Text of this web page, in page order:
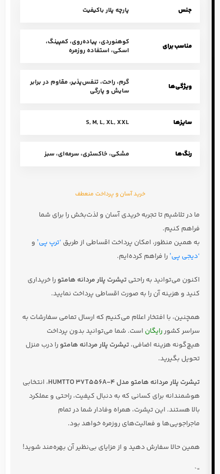
جنس پارچه پلار باکیفیت
مناسب برای
کوهنوردی، پیاده‌روی، کمپینگ،
اسکی، استفاده روزمره
ویژگی‌ها
گرم، راحت، تنفس‌پذیر، مقاوم در برابر
سایش و پارگی
سایزها S, M, L, XL, XXL
رنگ‌ها مشکی، خاکستری، سرمه‌ای، سبز
خرید آسان و پرداخت منعطف
ما در تلاشیم تا تجربه خریدی آسان و لذت‌بخش را برای شما
فراهم کنیم.
به همین منظور، امکان پرداخت اقساطی از طریق ‘ترپ پی’ و
‘دیجی پی’ را فراهم کرده‌ایم.
اکنون می‌توانید به راحتیتیشرت پلار مردانه هامتو را خریداری
کنید و هزینه آن را به صورت اقساطی پرداخت نمایید.
همچنین، با افتخار اعلام می‌کنیم که ارسال تمامی سفارشات به
سراسر کشوررایگان است. شما می‌توانید بدون پرداخت
هیچ‌گونه هزینه اضافی،تیشرت پلار مردانه هامتو را درب منزل
تحویل بگیرید.
تیشرت پلار مردانه هامتو مدل HUMTTO 37T556A-4
، انتخابی
هوشمندانه برای کسانی که به دنبال کیفیت، راحتی و عملکرد
بالا هستند. این تیشرت، همراه وفادار شما در تمام
ماجراجویی‌ها و فعالیت‌های روزمره خواهد بود.
همین حالا سفارش دهید و از مزایای بی‌نظیر آن بهره‌مند شوید!
“`